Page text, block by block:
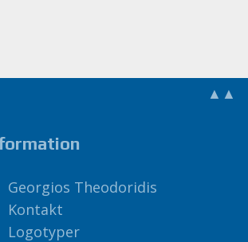
▲▲
Georgios Theodoridis
Kontakt
Logotyper